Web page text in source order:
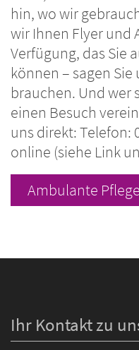
hin, wo wir
wir Ihnen Flyer und
Verfügung, das Sie
können – sagen Sie
brauchen. Und wer
einen Besuch
uns direkt: Telefon:
online (siehe Link
Ambulante Pflege
Ihr Kontakt zu